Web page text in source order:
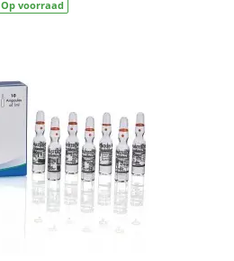
Op voorraad